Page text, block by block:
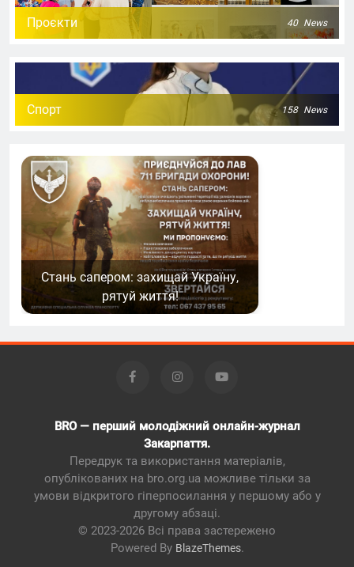
Проєкти 40 News
Спорт 158 News
Стань сапером: захищай Україну,
рятуй життя!
BRO — перший молодіжний онлайн-журнал
Закарпаття.
Передрук та використання матеріалів,
опублікованих на bro.org.ua можливе тільки за
умови відкритого гіперпосилання у першому або у
другому абзаці.
© 2023-2026 Всі права застережено
Powered By BlazeThemes.